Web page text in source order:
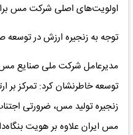
اولویت‌های اصلی شرکت مس
توجه به زنجیره ارزش در
مدیرعامل شرکت ملی صنایع مس
توسعه خاطرنشان کرد: تمرکز بر
زنجیره تولید مس، ضرورتی
مس ایران علاوه بر هویت